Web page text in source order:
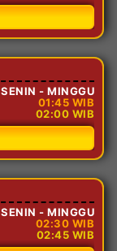
SENIN - MINGGU
01:45 WIB
02:00 WIB
SENIN - MINGGU
02:30 WIB
02:45 WIB